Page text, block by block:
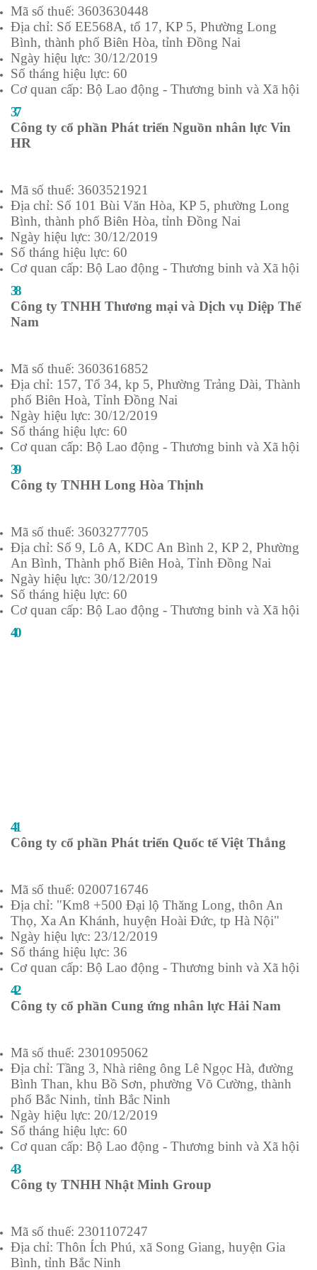
Mã số thuế: 3603630448
Địa chỉ: Số EE568A, tổ 17, KP 5, Phường Long
Bình, thành phố Biên Hòa, tỉnh Đồng Nai
Ngày hiệu lực: 30/12/2019
Số tháng hiệu lực: 60
Cơ quan cấp: Bộ Lao động - Thương binh và Xã hội
37
Công ty cổ phần Phát triển Nguồn nhân lực Vin
HR
Mã số thuế: 3603521921
Địa chỉ: Số 101 Bùi Văn Hòa, KP 5, phường Long
Bình, thành phố Biên Hòa, tỉnh Đồng Nai
Ngày hiệu lực: 30/12/2019
Số tháng hiệu lực: 60
Cơ quan cấp: Bộ Lao động - Thương binh và Xã hội
38
Công ty TNHH Thương mại và Dịch vụ Diệp Thế
Nam
Mã số thuế: 3603616852
Địa chỉ: 157, Tổ 34, kp 5, Phường Trảng Dài, Thành
phố Biên Hoà, Tỉnh Đồng Nai
Ngày hiệu lực: 30/12/2019
Số tháng hiệu lực: 60
Cơ quan cấp: Bộ Lao động - Thương binh và Xã hội
39
Công ty TNHH Long Hòa Thịnh
Mã số thuế: 3603277705
Địa chỉ: Số 9, Lô A, KDC An Bình 2, KP 2, Phường
An Bình, Thành phố Biên Hoà, Tỉnh Đồng Nai
Ngày hiệu lực: 30/12/2019
Số tháng hiệu lực: 60
Cơ quan cấp: Bộ Lao động - Thương binh và Xã hội
40
41
Công ty cổ phần Phát triển Quốc tế Việt Thắng
Mã số thuế: 0200716746
Địa chỉ: "Km8 +500 Đại lộ Thăng Long, thôn An
Thọ, Xa An Khánh, huyện Hoài Đức, tp Hà Nội"
Ngày hiệu lực: 23/12/2019
Số tháng hiệu lực: 36
Cơ quan cấp: Bộ Lao động - Thương binh và Xã hội
42
Công ty cổ phần Cung ứng nhân lực Hải Nam
Mã số thuế: 2301095062
Địa chỉ: Tầng 3, Nhà riêng ông Lê Ngọc Hà, đường
Bình Than, khu Bồ Sơn, phường Võ Cường, thành
phố Bắc Ninh, tỉnh Bắc Ninh
Ngày hiệu lực: 20/12/2019
Số tháng hiệu lực: 60
Cơ quan cấp: Bộ Lao động - Thương binh và Xã hội
43
Công ty TNHH Nhật Minh Group
Mã số thuế: 2301107247
Địa chỉ: Thôn Ích Phú, xã Song Giang, huyện Gia
Bình, tỉnh Bắc Ninh